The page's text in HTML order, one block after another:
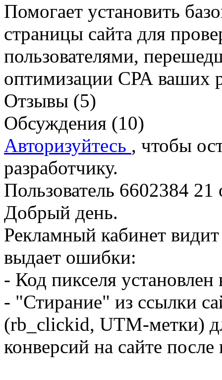
Помогает установить
страницы сайта для
пользователями,
оптимизации СРА ваших
Отзывы (5)
Обсуждения (10)
Авторизуйтесь , чтобы
разработчику.
Пользователь 6602384 21
Добрый день.
Рекламный кабинет
выдает ошибки:
- Код пикселя установлен
- "Стирание" из ссылки
(rb_clickid, UTM-метки)
конверсий на сайте